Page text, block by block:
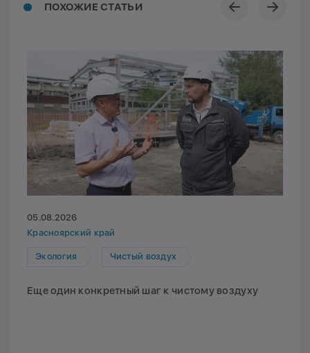
ПОХОЖИЕ СТАТЬИ
05.08.2026
Красноярский край
Экология Чистый воздух
Еще один конкретный шаг к чистому воздуху